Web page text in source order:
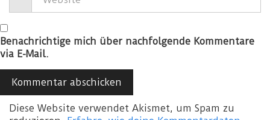
Benachrichtige mich über nachfolgende Kommentare
via E-Mail.
Diese Website verwendet Akismet, um Spam zu